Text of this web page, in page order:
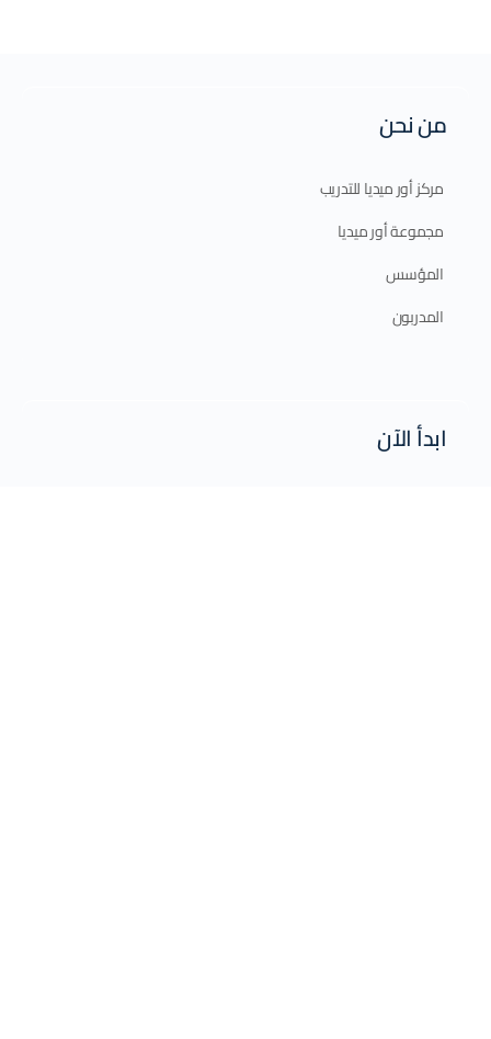
من نحن
مركز أور ميديا للتدريب
مجموعة أور ميديا
المؤسس
المدربون
ابدأ الآن